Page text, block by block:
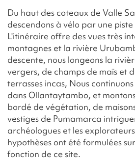
Du haut des coteaux de Valle
descendons à vélo par une
L'itinéraire offre des vues très
montagnes et la rivière
descente, nous longeons la
vergers, de champs de maïs et
terrasses incas, Nous
dans Ollantaytambo, et
bordé de végétation, de
vestiges de Pumamarca
archéologues et les
hypothèses ont été formulées
fonction de ce site.